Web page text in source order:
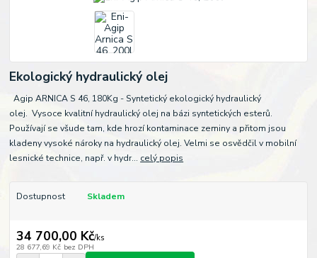
Ekologický hydraulický olej
Agip ARNICA S 46, 180Kg - Syntetický ekologický hydraulický
olej. Vysoce kvalitní hydraulický olej na bázi syntetických esterů.
Používají se všude tam, kde hrozí kontaminace zeminy a přitom jsou
kladeny vysoké nároky na hydraulický olej. Velmi se osvědčil v mobilní
lesnické technice, např. v hydr... celý popis
Dostupnost Skladem
34 700,00 Kč/ks
28 677,69 Kč bez DPH